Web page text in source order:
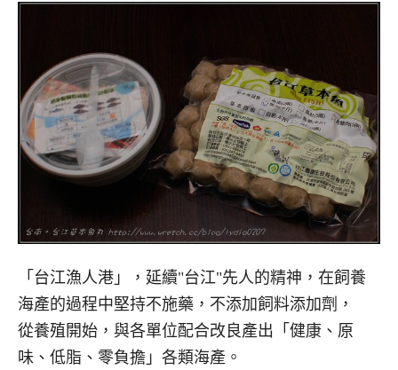
「台江漁人港」，延續"台江"先人的精神，在飼養
海產的過程中堅持不施藥，不添加飼料添加劑，
從養殖開始，與各單位配合改良產出「健康、原
味、低脂、零負擔」各類海產。